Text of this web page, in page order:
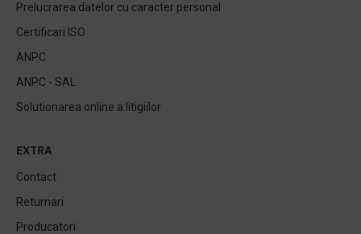
Prelucrarea datelor cu caracter personal
Certificari ISO
ANPC
ANPC - SAL
Solutionarea online a litigiilor
EXTRA
Contact
Returnari
Producatori